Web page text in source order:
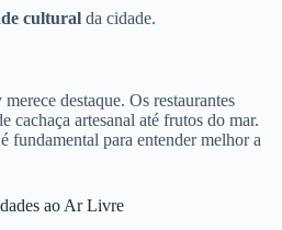
cultural da cidade.
destaque. Os restaurantes
cachaça artesanal até frutos do mar.
fundamental para entender melhor a
ao Ar Livre